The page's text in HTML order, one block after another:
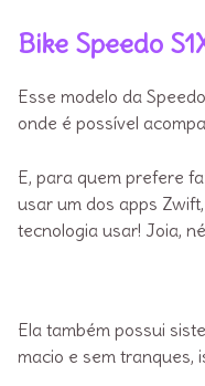
Bike Speedo
Esse modelo da
onde é possível
E, para quem prefere
usar um dos apps
tecnologia usar! Joia,
Ela também possui
macio e sem tranques,